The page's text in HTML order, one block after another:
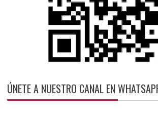
ÚNETE A NUESTRO CANAL EN